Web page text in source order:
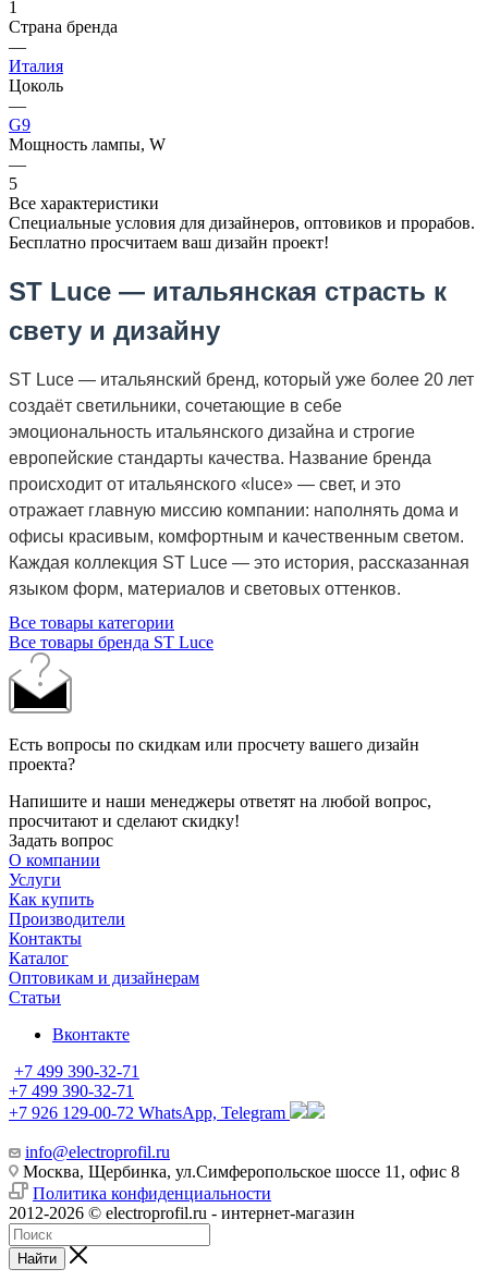
1
Страна бренда
—
Италия
Цоколь
—
G9
Мощность лампы, W
—
5
Все характеристики
Специальные условия для дизайнеров, оптовиков и прорабов.
Бесплатно просчитаем ваш дизайн проект!
ST Luce — итальянская страсть к
свету и дизайну
ST Luce — итальянский бренд, который уже более 20 лет
создаёт светильники, сочетающие в себе
эмоциональность итальянского дизайна и строгие
европейские стандарты качества. Название бренда
происходит от итальянского «luce» — свет, и это
отражает главную миссию компании: наполнять дома и
офисы красивым, комфортным и качественным светом.
Каждая коллекция ST Luce — это история, рассказанная
языком форм, материалов и световых оттенков.
Все товары категории
Все товары бренда ST Luce
Есть вопросы по скидкам или просчету вашего дизайн
проекта?
Напишите и наши менеджеры ответят на любой вопрос,
просчитают и сделают скидку!
Задать вопрос
О компании
Услуги
Как купить
Производители
Контакты
Каталог
Оптовикам и дизайнерам
Статьи
Вконтакте
+7 499 390-32-71
+7 499 390-32-71
+7 926 129-00-72 WhatsApp, Telegram
info@electroprofil.ru
Москва, Щербинка, ул.Симферопольское шоссе 11, офис 8
Политика конфиденциальности
2012-2026 © electroprofil.ru - интернет-магазин
Найти